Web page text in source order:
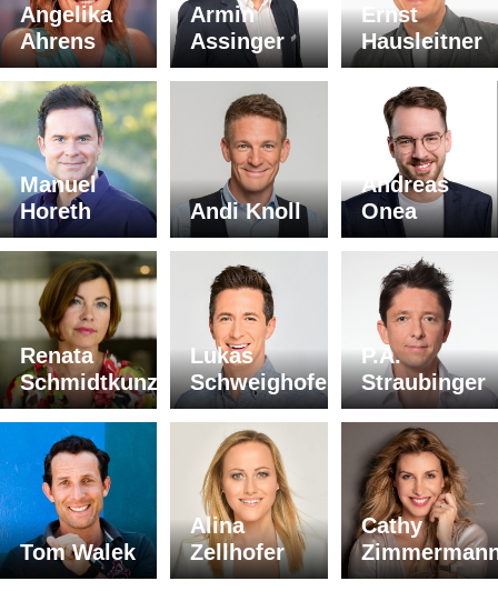
Angelika
Ahrens
Armin
Assinger
Ernst
Hausleitner
Manuel
Horeth
Andi Knoll
Andreas
Onea
Renata
Schmidtkunz
Lukas
Schweighofer
P.A.
Straubinger
Tom Walek
Alina
Zellhofer
Cathy